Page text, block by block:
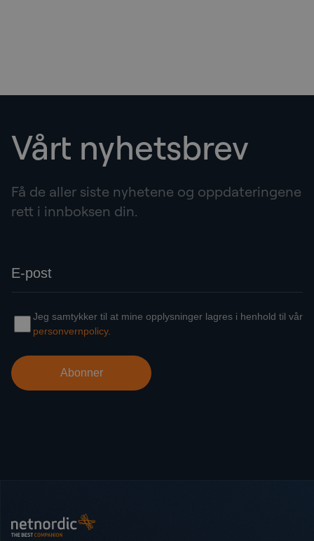
Vårt nyhetsbrev
Få de aller siste nyhetene og oppdateringene
rett i innboksen din.
NetNordic Norway